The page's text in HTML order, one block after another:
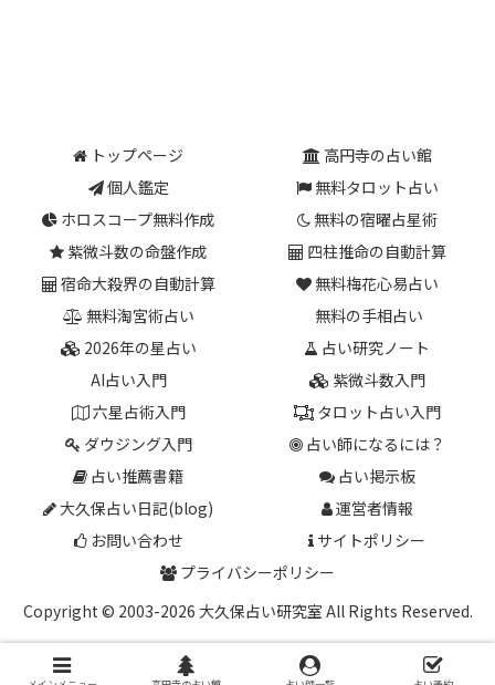
トップページ
高円寺の占い館
個人鑑定
無料タロット占い
ホロスコープ無料作成
無料の宿曜占星術
紫微斗数の命盤作成
四柱推命の自動計算
宿命大殺界の自動計算
無料梅花心易占い
無料淘宮術占い
無料の手相占い
2026年の星占い
占い研究ノート
AI占い入門
紫微斗数入門
六星占術入門
タロット占い入門
ダウジング入門
占い師になるには？
占い推薦書籍
占い掲示板
大久保占い日記(blog)
運営者情報
お問い合わせ
サイトポリシー
プライバシーポリシー
Copyright © 2003-2026 大久保占い研究室 All Rights Reserved.